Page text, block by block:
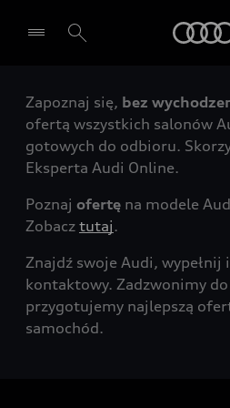
Wybierz Twojego
Zapoznaj się, bez
ofertą wszystkich salonów
gotowych do odbioru.
Eksperta Audi Online.
Poznaj ofertę na modele
Zobacz tutaj.
Znajdź swoje Audi,
kontaktowy. Zadzwonimy do
przygotujemy najlepszą
samochód.